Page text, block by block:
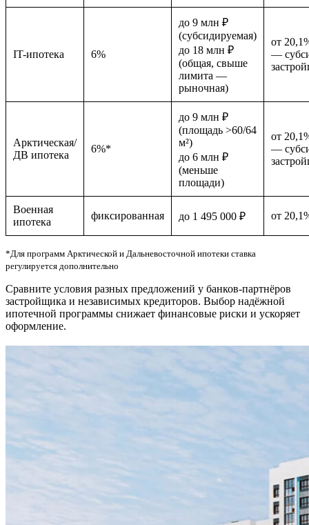
IT-ипотека 6%
до 9 млн ₽
(субсидируемая)
до 18 млн ₽
(общая, свыше
лимита —
рыночная)
от
—
Арктическая/
ДВ ипотека
6%*
до 9 млн ₽
(площадь >60/64
м²)
до 6 млн ₽
(меньше
площади)
от
—
Военная
ипотека
фиксированная до 1 495 000 ₽ от
*Для программ Арктической и Дальневосточной ипотеки ставка
регулируется дополнительно
Сравните условия разных предложений у банков-партнёров
застройщика и независимых кредиторов. Выбор надёжной
ипотечной программы снижает финансовые риски и ускоряет
оформление.